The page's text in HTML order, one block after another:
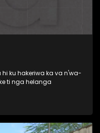
ku hakeriwa ka va n'wa-
ti nga helanga